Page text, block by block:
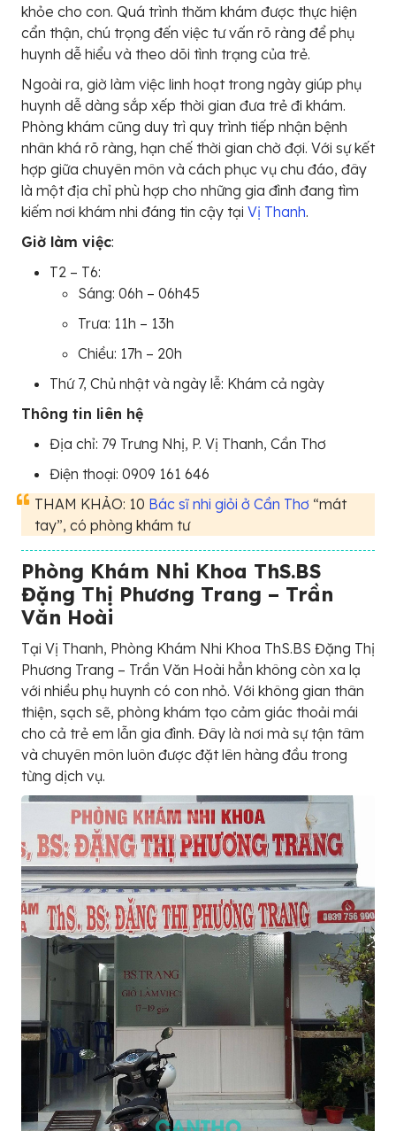
khỏe cho con. Quá trình thăm khám được thực hiện
cẩn thận, chú trọng đến việc tư vấn rõ ràng để phụ
huynh dễ hiểu và theo dõi tình trạng của trẻ.
Ngoài ra, giờ làm việc linh hoạt trong ngày giúp phụ
huynh dễ dàng sắp xếp thời gian đưa trẻ đi khám.
Phòng khám cũng duy trì quy trình tiếp nhận bệnh
nhân khá rõ ràng, hạn chế thời gian chờ đợi. Với sự kết
hợp giữa chuyên môn và cách phục vụ chu đáo, đây
là một địa chỉ phù hợp cho những gia đình đang tìm
kiếm nơi khám nhi đáng tin cậy tại Vị Thanh.
Giờ làm việc:
T2 – T6:
Sáng: 06h – 06h45
Trưa: 11h – 13h
Chiều: 17h – 20h
Thứ 7, Chủ nhật và ngày lễ: Khám cả ngày
Thông tin liên hệ
Địa chỉ: 79 Trưng Nhị, P. Vị Thanh, Cần Thơ
Điện thoại: 0909 161 646
THAM KHẢO: 10 Bác sĩ nhi giỏi ở Cần Thơ “mát
tay”, có phòng khám tư
Phòng Khám Nhi Khoa ThS.BS
Đặng Thị Phương Trang – Trần
Văn Hoài
Tại Vị Thanh, Phòng Khám Nhi Khoa ThS.BS Đặng Thị
Phương Trang – Trần Văn Hoài hẳn không còn xa lạ
với nhiều phụ huynh có con nhỏ. Với không gian thân
thiện, sạch sẽ, phòng khám tạo cảm giác thoải mái
cho cả trẻ em lẫn gia đình. Đây là nơi mà sự tận tâm
và chuyên môn luôn được đặt lên hàng đầu trong
từng dịch vụ.